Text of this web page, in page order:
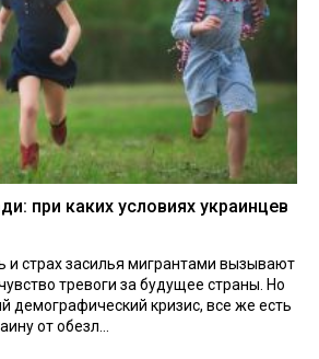
при каких условиях украинцев
и страх засилья мигрантами вызывают
тревоги за будущее страны. Но
демографический кризис, все же есть
от обезл...